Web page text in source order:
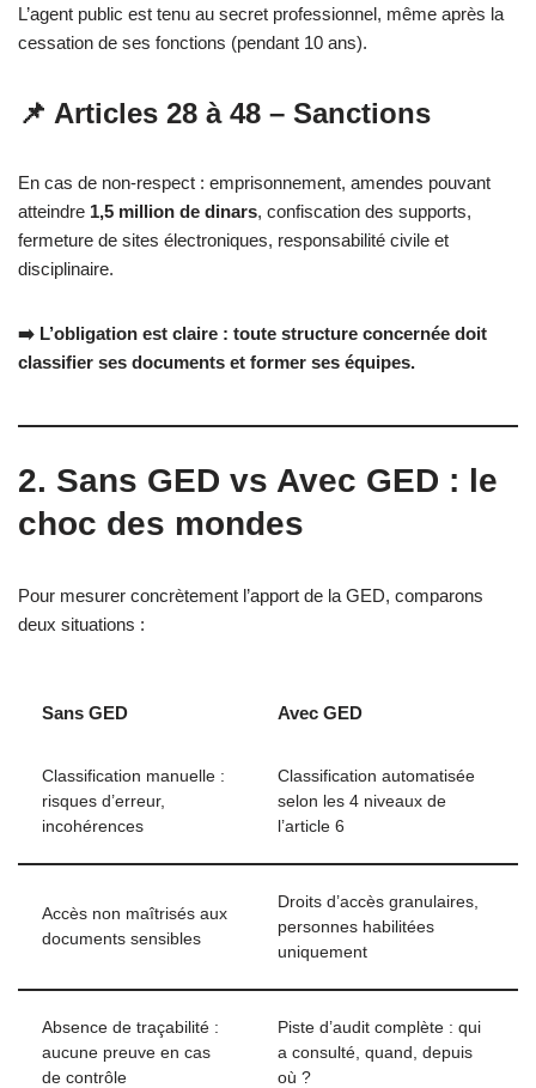
L’agent public est tenu au secret professionnel, même après la
cessation de ses fonctions (pendant 10 ans).
📌 Articles 28 à 48 – Sanctions
En cas de non-respect : emprisonnement, amendes pouvant
atteindre 1,5 million de dinars, confiscation des supports,
fermeture de sites électroniques, responsabilité civile et
disciplinaire.
➡️ L’obligation est claire : toute structure concernée doit
classifier ses documents et former ses équipes.
2. Sans GED vs Avec GED : le
choc des mondes
Pour mesurer concrètement l’apport de la GED, comparons
deux situations :
Sans GED Avec GED
Classification manuelle :
risques d’erreur,
incohérences
Classification automatisée
selon les 4 niveaux de
l’article 6
Accès non maîtrisés aux
documents sensibles
Droits d’accès granulaires,
personnes habilitées
uniquement
Absence de traçabilité :
aucune preuve en cas
de contrôle
Piste d’audit complète : qui
a consulté, quand, depuis
où ?